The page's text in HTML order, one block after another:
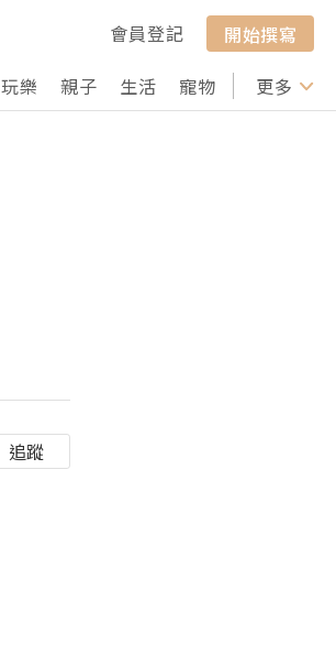
會員登記
開始撰寫
玩樂 親子 生活 寵物 行山 打卡
更多
追蹤